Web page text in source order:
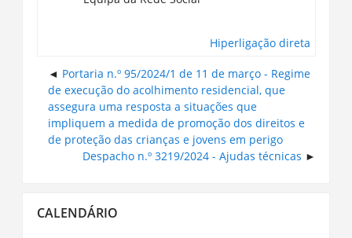
Hiperligação direta
Portaria n.º 95/2024/1 de 11 de março - Regime
de execução do acolhimento residencial, que
assegura uma resposta a situações que
impliquem a medida de promoção dos direitos e
de proteção das crianças e jovens em perigo
Despacho n.º 3219/2024 - Ajudas técnicas
Calendário
CALENDÁRIO